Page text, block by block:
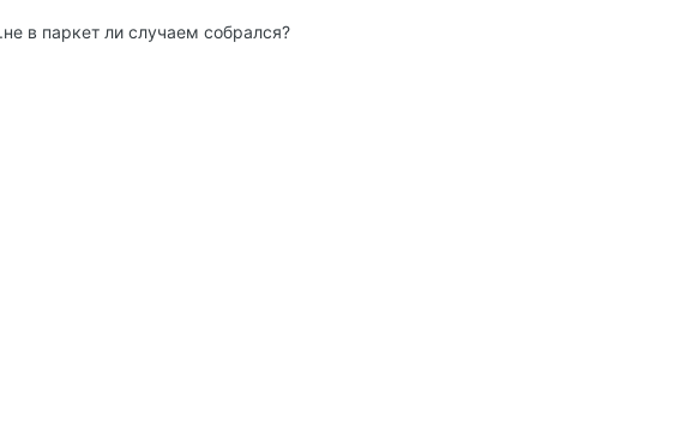
в паркет ли случаем собрался?